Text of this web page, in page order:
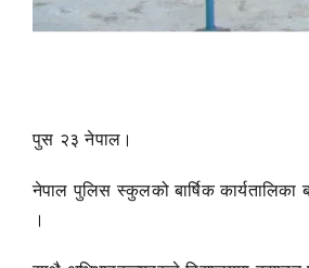
पुस २३ नेपाल।
नेपाल पुलिस स्कुलको बार्षिक कार्यतालिका
।